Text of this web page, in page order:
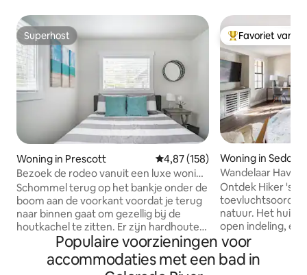
Superhost
Superhost
Woning in Prescott Gemiddelde beoordeling van
4,87 (158)
Bezoek de rodeo vanuit een luxe woning
in de buurt van het centrum
Schommel terug op het bankje onder de
boom aan de voorkant voordat je terug
naar binnen gaat om gezellig bij de
houtkachel te zitten. Er zijn hardhouten
vloeren en zichtbare balken, met veel
luxe ertussen, van een hemelbed tot
een betegelde badkamer met bad. (Er is
Topfavoriet van
Favoriet van
Woning in Sedona
Wandelaar
bergen - Rustige
achterkant
Ontdek Hiker 's
toevluchtsoord
natuur. Het huis
open indeling,
uit het midden
contrasterende
Populaire voorzieningen voor
accommodaties met een bad in